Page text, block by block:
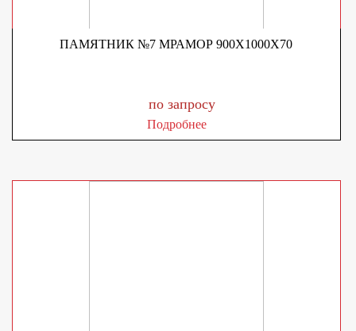
ПАМЯТНИК №7 МРАМОР 900X1000X70
по запросу
Подробнее